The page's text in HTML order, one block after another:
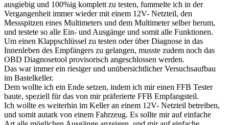
ausgiebig und 100%ig komplett zu testen, fummelte ich in der
Vergangenheit immer wieder mit einem 12V- Netzteil, den
Messspitzen eines Multimeters und dem Multimeter selber herum,
und testete so alle Ein- und Ausgänge und somit alle Funktionen.
Um einen Klappschlüssel zu testen oder über Diagnose in das
Innenleben des Empfängers zu gelangen, musste zudem noch das
OBD Diagnosetool provisorisch angeschlossen werden.
Das war immer ein riesiger und unübersichtlicher Versuchsaufbau
im Bastelkeller.
Dem wollte ich ein Ende setzen, indem ich mir einen FFB Tester
baute, speziell für das von mir präferierte FFB Empfangsteil.
Ich wollte es weiterhin im Keller an einem 12V- Netzteil betreiben,
und somit autark von einem Fahrzeug. Es sollte mir auf einfache